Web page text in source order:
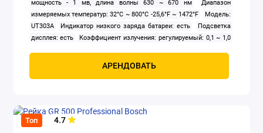
мощность - 1 мв, длина волны 630 ~ 670 нм
Диапазон
измеряемых температур: 32°С ~ 800°С -25,6°F ~ 1472°F
Модель:
UT303A
Индикатор низкого заряда батареи: есть
Подсветка
дисплея: есть
Коэффициент излучения: регулируемый: 0,1 ~ 1,0
Повторяемость: ±0.7°C или 0.7%
Погрешность измерений: ±1,5°С
пределы диапазона температур: есть
дисплее: есть
АРЕНДОВАТЬ
Топ 4.7